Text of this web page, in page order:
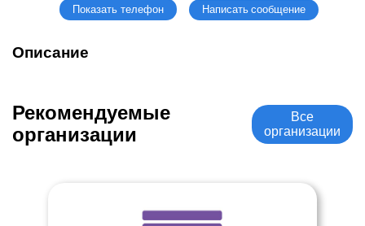
Показать телефон Написать сообщение
Описание
Рекомендуемые
организации
Все
организации